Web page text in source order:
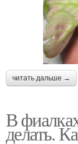
читать дальше →
В
делать.